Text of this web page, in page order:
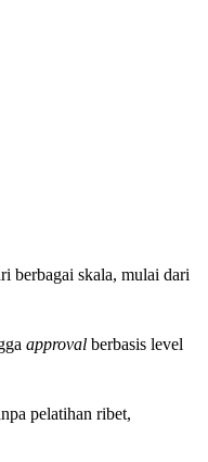
berbagai skala, mulai dari
approval berbasis level
pelatihan ribet,